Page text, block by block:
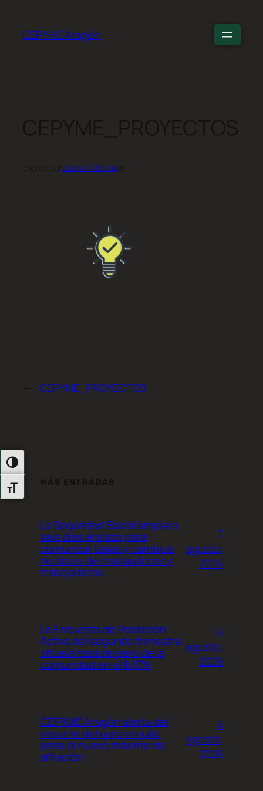
Alternar Alto Contraste
Alternar Tamaño De Letra
CEPYME Aragón
Joaquín Molina
CEPYME_PROYECTOS
La Seguridad Social amplía a
seis días el plazo para
comunicar bajas y cambios
de datos de trabajadores y
trabajadoras
7
agosto,
2026
La Encuesta de Población
Activa del segundo trimestre
sitúa la tasa de paro de la
comunidad en el 8,17%
6
agosto,
2026
CEPYME Aragón alerta del
repunte del paro en julio
pese al nuevo máximo de
afiliación
4
agosto,
2026